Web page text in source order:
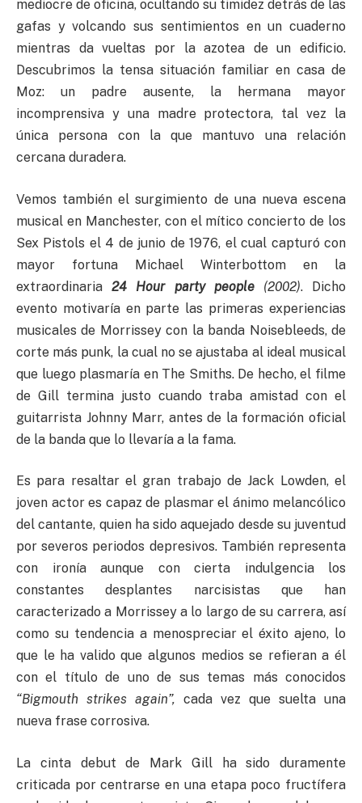
mediocre de oficina, ocultando su timidez detrás de las
gafas y volcando sus sentimientos en un cuaderno
mientras da vueltas por la azotea de un edificio.
Descubrimos la tensa situación familiar en casa de
Moz: un padre ausente, la hermana mayor
incomprensiva y una madre protectora, tal vez la
única persona con la que mantuvo una relación
cercana duradera.
Vemos también el surgimiento de una nueva escena
musical en Manchester, con el mítico concierto de los
Sex Pistols el 4 de junio de 1976, el cual capturó con
mayor fortuna Michael Winterbottom en la
extraordinaria24 Hour party people(2002). Dicho
evento motivaría en parte las primeras experiencias
musicales de Morrissey con la banda Noisebleeds, de
corte más punk, la cual no se ajustaba al ideal musical
que luego plasmaría en The Smiths. De hecho, el filme
de Gill termina justo cuando traba amistad con el
guitarrista Johnny Marr, antes de la formación oficial
de la banda que lo llevaría a la fama.
Es para resaltar el gran trabajo de Jack Lowden, el
joven actor es capaz de plasmar el ánimo melancólico
del cantante, quien ha sido aquejado desde su juventud
por severos periodos depresivos. También representa
con ironía aunque con cierta indulgencia los
constantes desplantes narcisistas que han
caracterizado a Morrissey a lo largo de su carrera, así
como su tendencia a menospreciar el éxito ajeno, lo
que le ha valido que algunos medios se refieran a él
con el título de uno de sus temas más conocidos
“Bigmouth strikes again”, cada vez que suelta una
nueva frase corrosiva.
La cinta debut de Mark Gill ha sido duramente
criticada por centrarse en una etapa poco fructífera